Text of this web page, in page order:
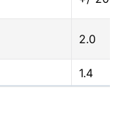
2.0
1.4